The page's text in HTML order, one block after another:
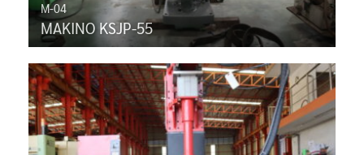
M-04
MAKINO KSJP-55